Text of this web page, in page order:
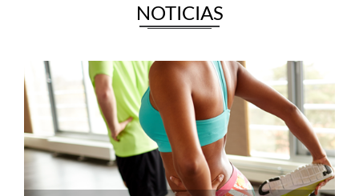
NOTICIAS